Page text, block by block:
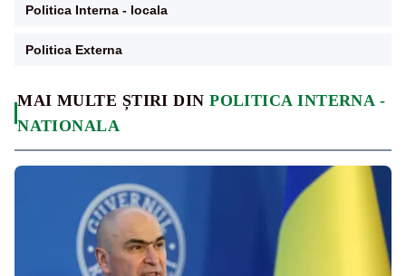
MAI MULTE ȘTIRI DINPOLITICA INTERNA -
NATIONALA
Politica Interna - locala
Politica Externa